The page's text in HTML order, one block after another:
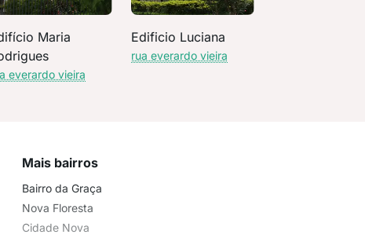
Maria
everardo vieira
Edificio Luciana
rua everardo vieira
Mais bairros
Bairro da Graça
Nova Floresta
Cidade Nova